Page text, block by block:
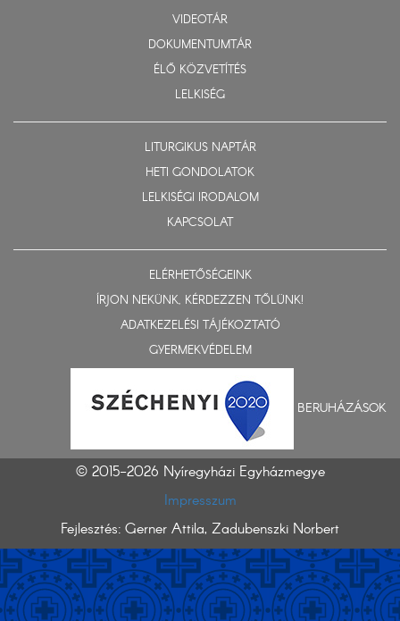
VIDEOTÁR
DOKUMENTUMTÁR
ÉLŐ KÖZVETÍTÉS
LELKISÉG
LITURGIKUS NAPTÁR
HETI GONDOLATOK
LELKISÉGI IRODALOM
KAPCSOLAT
ELÉRHETŐSÉGEINK
ÍRJON NEKÜNK, KÉRDEZZEN TŐLÜNK!
ADATKEZELÉSI TÁJÉKOZTATÓ
GYERMEKVÉDELEM
BERUHÁZÁSOK
© 2015-2026 Nyíregyházi Egyházmegye
Impresszum
Fejlesztés: Gerner Attila, Zadubenszki Norbert